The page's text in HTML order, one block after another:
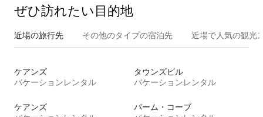
ぜひ訪⁠れ⁠た⁠い目⁠的⁠地
近場の旅行先 その他のタ⁠イ⁠プ⁠の宿⁠泊⁠先 近場で人気の観光
ケアンズ
バケーションレンタル
タウンズビル
バケーションレンタル
ケアンズ
パーム・コーブ